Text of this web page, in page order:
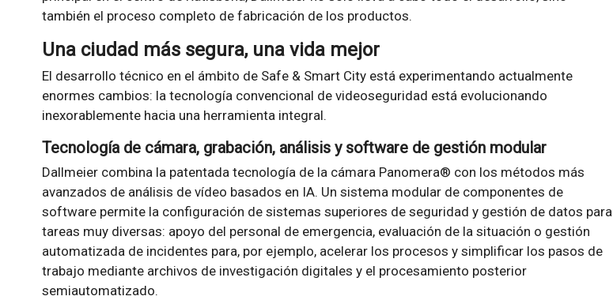
también el proceso completo de fabricación de los productos.
Una ciudad más segura, una vida mejor
El desarrollo técnico en el ámbito de Safe & Smart City está experimentando actualmente
enormes cambios: la tecnología convencional de videoseguridad está evolucionando
inexorablemente hacia una herramienta integral.
Tecnología de cámara, grabación, análisis y software de gestión modular
Dallmeier combina la patentada tecnología de la cámara Panomera® con los métodos más
avanzados de análisis de vídeo basados en IA. Un sistema modular de componentes de
software permite la configuración de sistemas superiores de seguridad y gestión de datos para
tareas muy diversas: apoyo del personal de emergencia, evaluación de la situación o gestión
automatizada de incidentes para, por ejemplo, acelerar los procesos y simplificar los pasos de
trabajo mediante archivos de investigación digitales y el procesamiento posterior
semiautomatizado.